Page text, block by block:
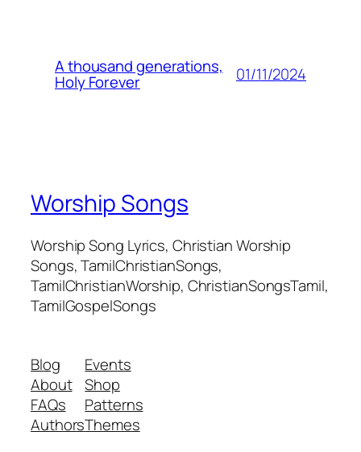
A thousand generations,
Holy Forever 01/11/2024
Worship Songs
Worship Song Lyrics, Christian Worship
Songs, TamilChristianSongs,
TamilChristianWorship, ChristianSongsTamil,
TamilGospelSongs
Blog
About
FAQs
Authors
Events
Shop
Patterns
Themes